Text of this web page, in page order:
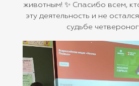
животным! ✨ Спасибо всем,
эту деятельность и не
судьбе